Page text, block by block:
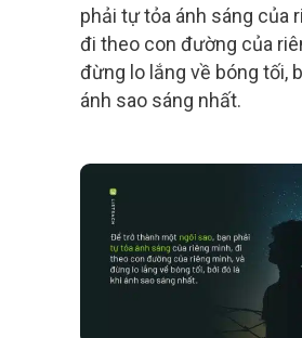
phải tự tỏa ánh sáng của
đi theo con đường của
đừng lo lắng về bóng tối,
ánh sao sáng nhất.